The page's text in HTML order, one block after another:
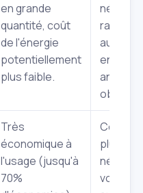
en grande
quantité, coût
de l'énergie
potentiellement
plus faible.
au gaz,
annuel
Très
économique à
l'usage (jusqu'à
70%
Coût
plus
volume